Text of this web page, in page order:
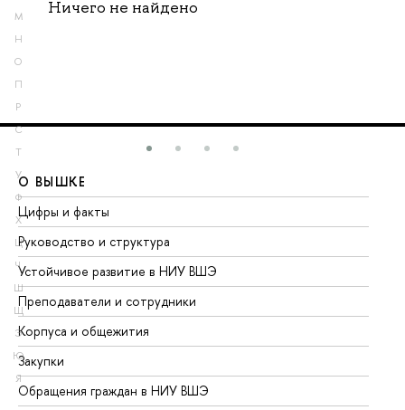
М
Н
О
П
Р
С
Т
У
Ф
Х
Ц
Ч
Ш
Щ
Э
Ю
Я
Ничего не найдено
О ВЫШКЕ
Цифры и факты
Руководство и структура
Устойчивое развитие в НИУ ВШЭ
Преподаватели и сотрудники
Корпуса и общежития
Закупки
Обращения граждан в НИУ ВШЭ